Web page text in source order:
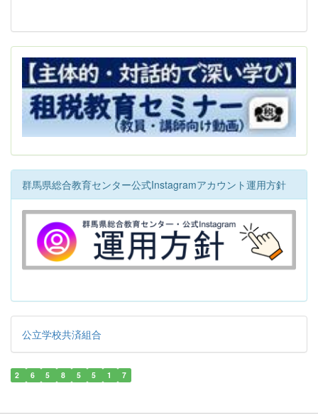
群馬県総合教育センター公式Instagramアカウント運用方針
公立学校共済組合
2 6 5 8 5 5 1 7